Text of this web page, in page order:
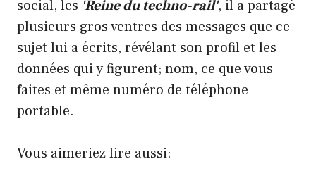
social, les 'Reine du techno-rail', il a partagé
plusieurs gros ventres des messages que ce
sujet lui a écrits, révélant son profil et les
données qui y figurent; nom, ce que vous
faites et même numéro de téléphone
portable.
Vous aimeriez lire aussi: